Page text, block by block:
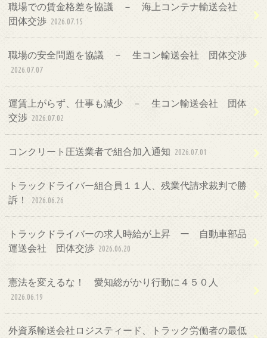
職場での賃金格差を協議 － 海上コンテナ輸送会社
団体交渉 2026.07.15
職場の安全問題を協議 － 生コン輸送会社 団体交渉
2026.07.07
運賃上がらず、仕事も減少 － 生コン輸送会社 団体
交渉 2026.07.02
コンクリート圧送業者で組合加入通知 2026.07.01
トラックドライバー組合員１１人、残業代請求裁判で勝
訴！
2026.06.26
トラックドライバーの求人時給が上昇 ー 自動車部品
運送会社 団体交渉 2026.06.20
憲法を変えるな！ 愛知総がかり行動に４５０人
2026.06.19
外資系輸送会社ロジスティード、トラック労働者の最低